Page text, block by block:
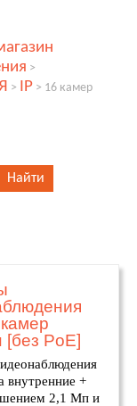
>
> IP > 16 камер
[без PoE]
внутренние +
2,1 Мп и